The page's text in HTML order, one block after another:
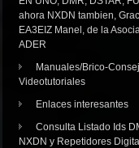
ahora NXDN tambien,
EA3EIZ Manel, de la
ADER
Manuales/Brico-
Videotutoriales
Enlaces interesantes
Consulta Listado Ids
NXDN y Repetidores